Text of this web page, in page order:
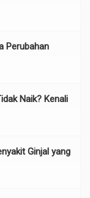
Perubahan
Naik? Kenali
Ginjal yang